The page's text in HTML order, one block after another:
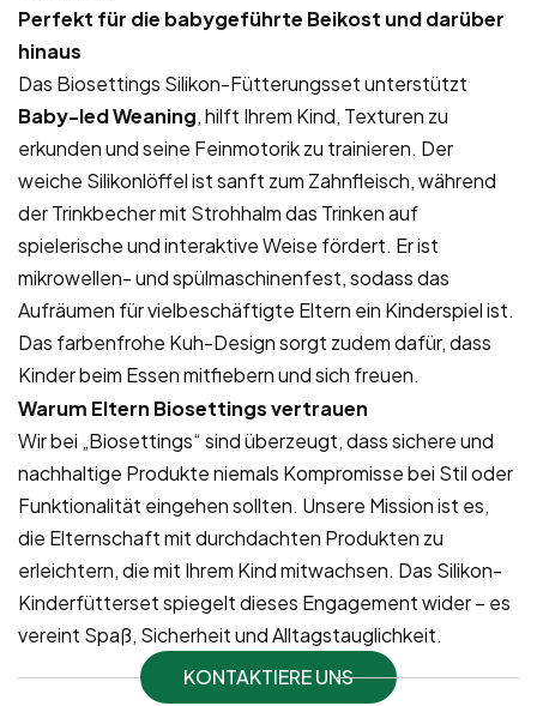
Perfekt für die babygeführte Beikost und darüber
hinaus
Das Biosettings Silikon-Fütterungsset unterstützt
Baby-led Weaning, hilft Ihrem Kind, Texturen zu
erkunden und seine Feinmotorik zu trainieren. Der
weiche Silikonlöffel ist sanft zum Zahnfleisch, während
der Trinkbecher mit Strohhalm das Trinken auf
spielerische und interaktive Weise fördert. Er ist
mikrowellen- und spülmaschinenfest, sodass das
Aufräumen für vielbeschäftigte Eltern ein Kinderspiel ist.
Das farbenfrohe Kuh-Design sorgt zudem dafür, dass
Kinder beim Essen mitfiebern und sich freuen.
Warum Eltern Biosettings vertrauen
Wir bei „Biosettings“ sind überzeugt, dass sichere und
nachhaltige Produkte niemals Kompromisse bei Stil oder
Funktionalität eingehen sollten. Unsere Mission ist es,
die Elternschaft mit durchdachten Produkten zu
erleichtern, die mit Ihrem Kind mitwachsen. Das Silikon-
Kinderfütterset spiegelt dieses Engagement wider – es
vereint Spaß, Sicherheit und Alltagstauglichkeit.
KONTAKTIERE UNS